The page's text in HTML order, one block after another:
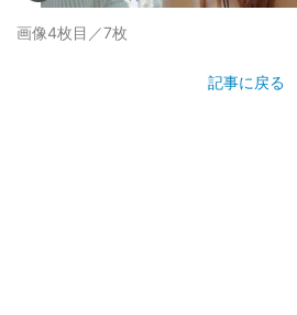
画像4枚目／7枚
記事に戻る